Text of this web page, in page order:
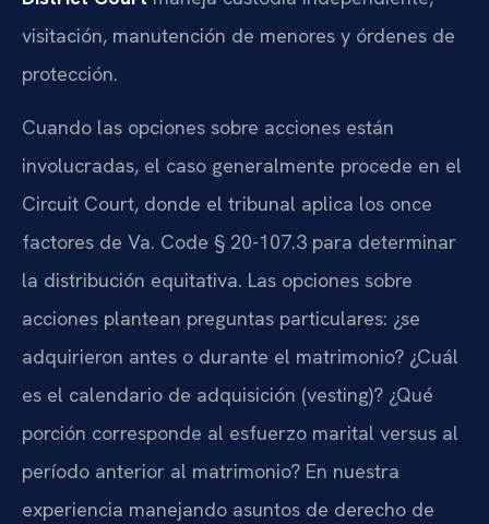
visitación, manutención de menores y órdenes de
protección.
Cuando las opciones sobre acciones están
involucradas, el caso generalmente procede en el
Circuit Court, donde el tribunal aplica los once
factores de Va. Code § 20-107.3 para determinar
la distribución equitativa. Las opciones sobre
acciones plantean preguntas particulares: ¿se
adquirieron antes o durante el matrimonio? ¿Cuál
es el calendario de adquisición (vesting)? ¿Qué
porción corresponde al esfuerzo marital versus al
período anterior al matrimonio? En nuestra
experiencia manejando asuntos de derecho de